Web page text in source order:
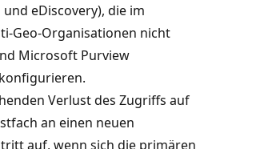
eDiscovery), die im
Geo-Organisationen nicht
Microsoft Purview
Verlust des Zugriffs auf
an einen neuen
auf, wenn sich die primären